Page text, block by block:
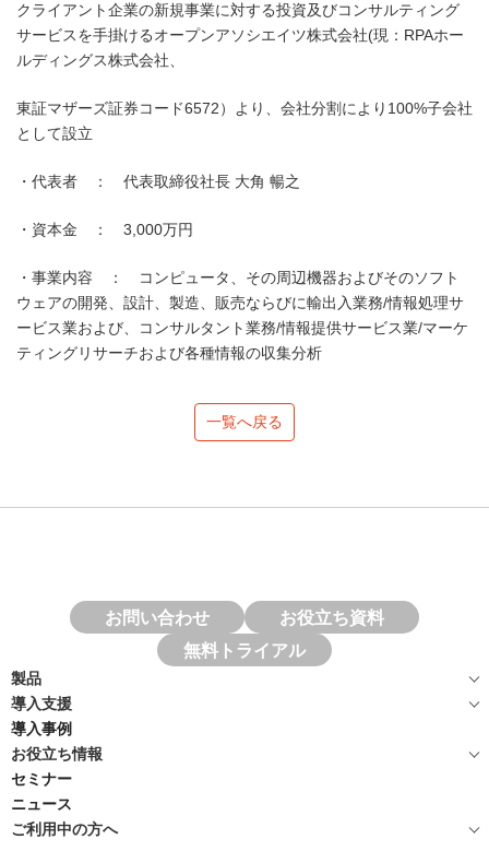
クライアント企業の新規事業に対する投資及びコンサルティング
サービスを手掛けるオープンアソシエイツ株式会社(現：RPAホー
ルディングス株式会社、
東証マザーズ証券コード6572）より、会社分割により100%子会社
として設立
・代表者 ： 代表取締役社長 大角 暢之
・資本金 ： 3,000万円
・事業内容 ： コンピュータ、その周辺機器およびそのソフト
ウェアの開発、設計、製造、販売ならびに輸出入業務/情報処理サ
ービス業および、コンサルタント業務/情報提供サービス業/マーケ
ティングリサーチおよび各種情報の収集分析
一覧へ戻る
お問い合わせ
お役立ち資料
無料トライアル
製品
導入支援
導入事例
お役立ち情報
セミナー
ニュース
ご利用中の方へ